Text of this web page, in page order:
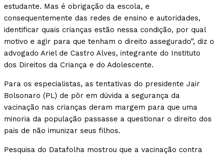
estudante. Mas é obrigação da escola, e
consequentemente das redes de ensino e autoridades,
identificar quais crianças estão nessa condição, por qual
motivo e agir para que tenham o direito assegurado”, diz o
advogado Ariel de Castro Alves, integrante do Instituto
dos Direitos da Criança e do Adolescente.
Para os especialistas, as tentativas do presidente Jair
Bolsonaro (PL) de pôr em dúvida a segurança da
vacinação nas crianças deram margem para que uma
minoria da população passasse a questionar o direito dos
pais de não imunizar seus filhos.
Pesquisa do Datafolha mostrou que a vacinação contra